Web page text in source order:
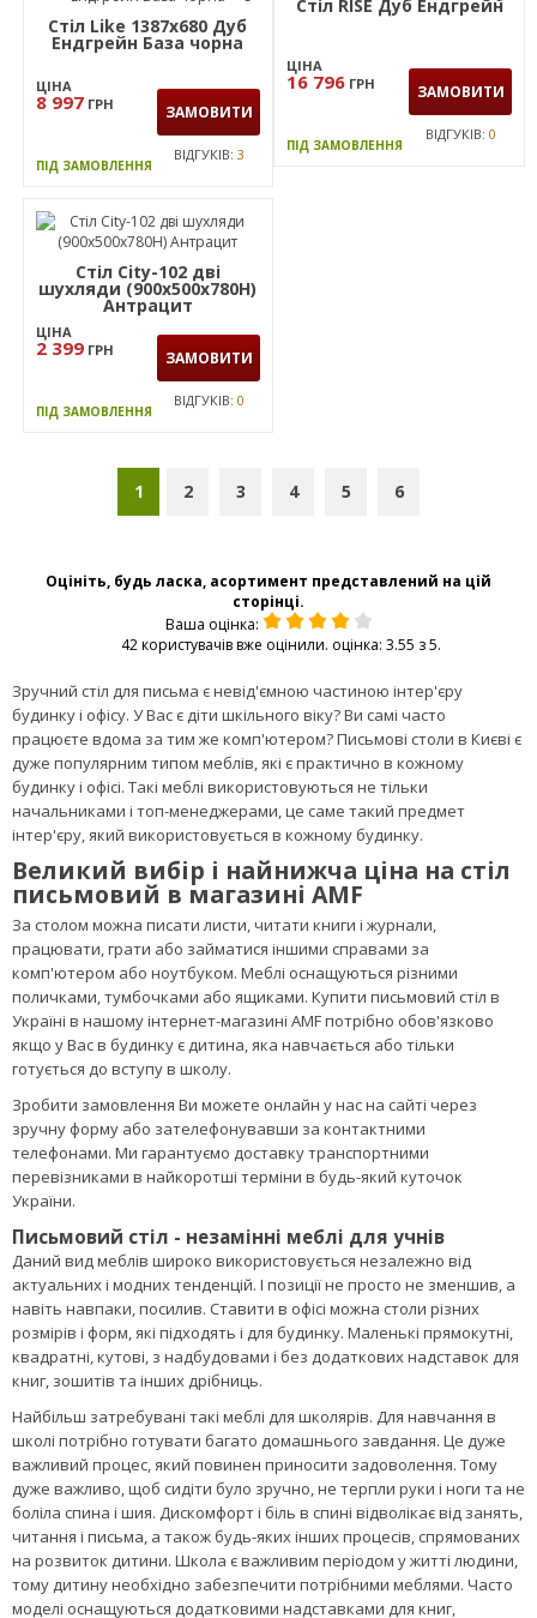
чорний/Сірий Шифер
ЦІНА
2 499
ВІДГУКІВ:0
Стільниця станції
приставна з укороч.
(1387х1600х750) Чорний
граф/В'яз Ліберті
ЦІНА
7 224 ГРН ЗАМОВИТИ
ПІД ЗАМОВЛЕННЯ
ВІДГУКІВ: 0
Стіл Like 1387х680 Дуб
Ендгрейн База чорна
8 997 ЗАМОВИТИ
ВІДГУКІВ:3
Стіл City-102 дві
шухляди (900х500х780Н)
2 399 ГРН ЗАМОВИТИ
ПІД ЗАМОВЛЕННЯ
ВІДГУКІВ:0
1 2 3 4 5 6
Оцініть, будь ласка, асортимент представлений на цій
сторінці.
Ваша оцінка:
42 користувачів вже оцінили. оцінка: 3.55 з 5.
Зручний стіл для письма є невід'ємною частиною інтер'єру
будинку і офісу. У Вас є діти шкільного віку? Ви самі часто
працюєте вдома за тим же комп'ютером? Письмові столи в Києві є
дуже популярним типом меблів, які є практично в кожному
будинку і офісі. Такі меблі використовуються не тільки
начальниками і топ-менеджерами, це саме такий предмет
інтер'єру, який використовується в кожному будинку.
Великий вибір і найнижча ціна на стіл
письмовий в магазині AMF
За столом можна писати листи, читати книги і журнали,
працювати, грати або займатися іншими справами за
комп'ютером або ноутбуком. Меблі оснащуються різними
Україні в нашому інтернет-магазині AMF потрібно обов'язково
якщо у Вас в будинку є дитина, яка навчається або тільки
готується до вступу в школу.
Зробити замовлення Ви можете онлайн у нас на сайті через
зручну форму або зателефонувавши за контактними
телефонами. Ми гарантуємо доставку транспортними
України.
Письмовий стіл - незамінні меблі для учнів
Даний вид меблів широко використовується незалежно від
актуальних і модних тенденцій. І позиції не просто не зменшив, а
навіть навпаки, посилив. Ставити в офісі можна столи різних
розмірів і форм, які підходять і для будинку. Маленькі прямокутні,
квадратні, кутові, з надбудовами і без додаткових надставок для
книг, зошитів та інших дрібниць.